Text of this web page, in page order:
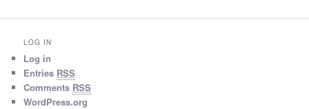
LOG IN
Log in
Entries RSS
Comments RSS
WordPress.org